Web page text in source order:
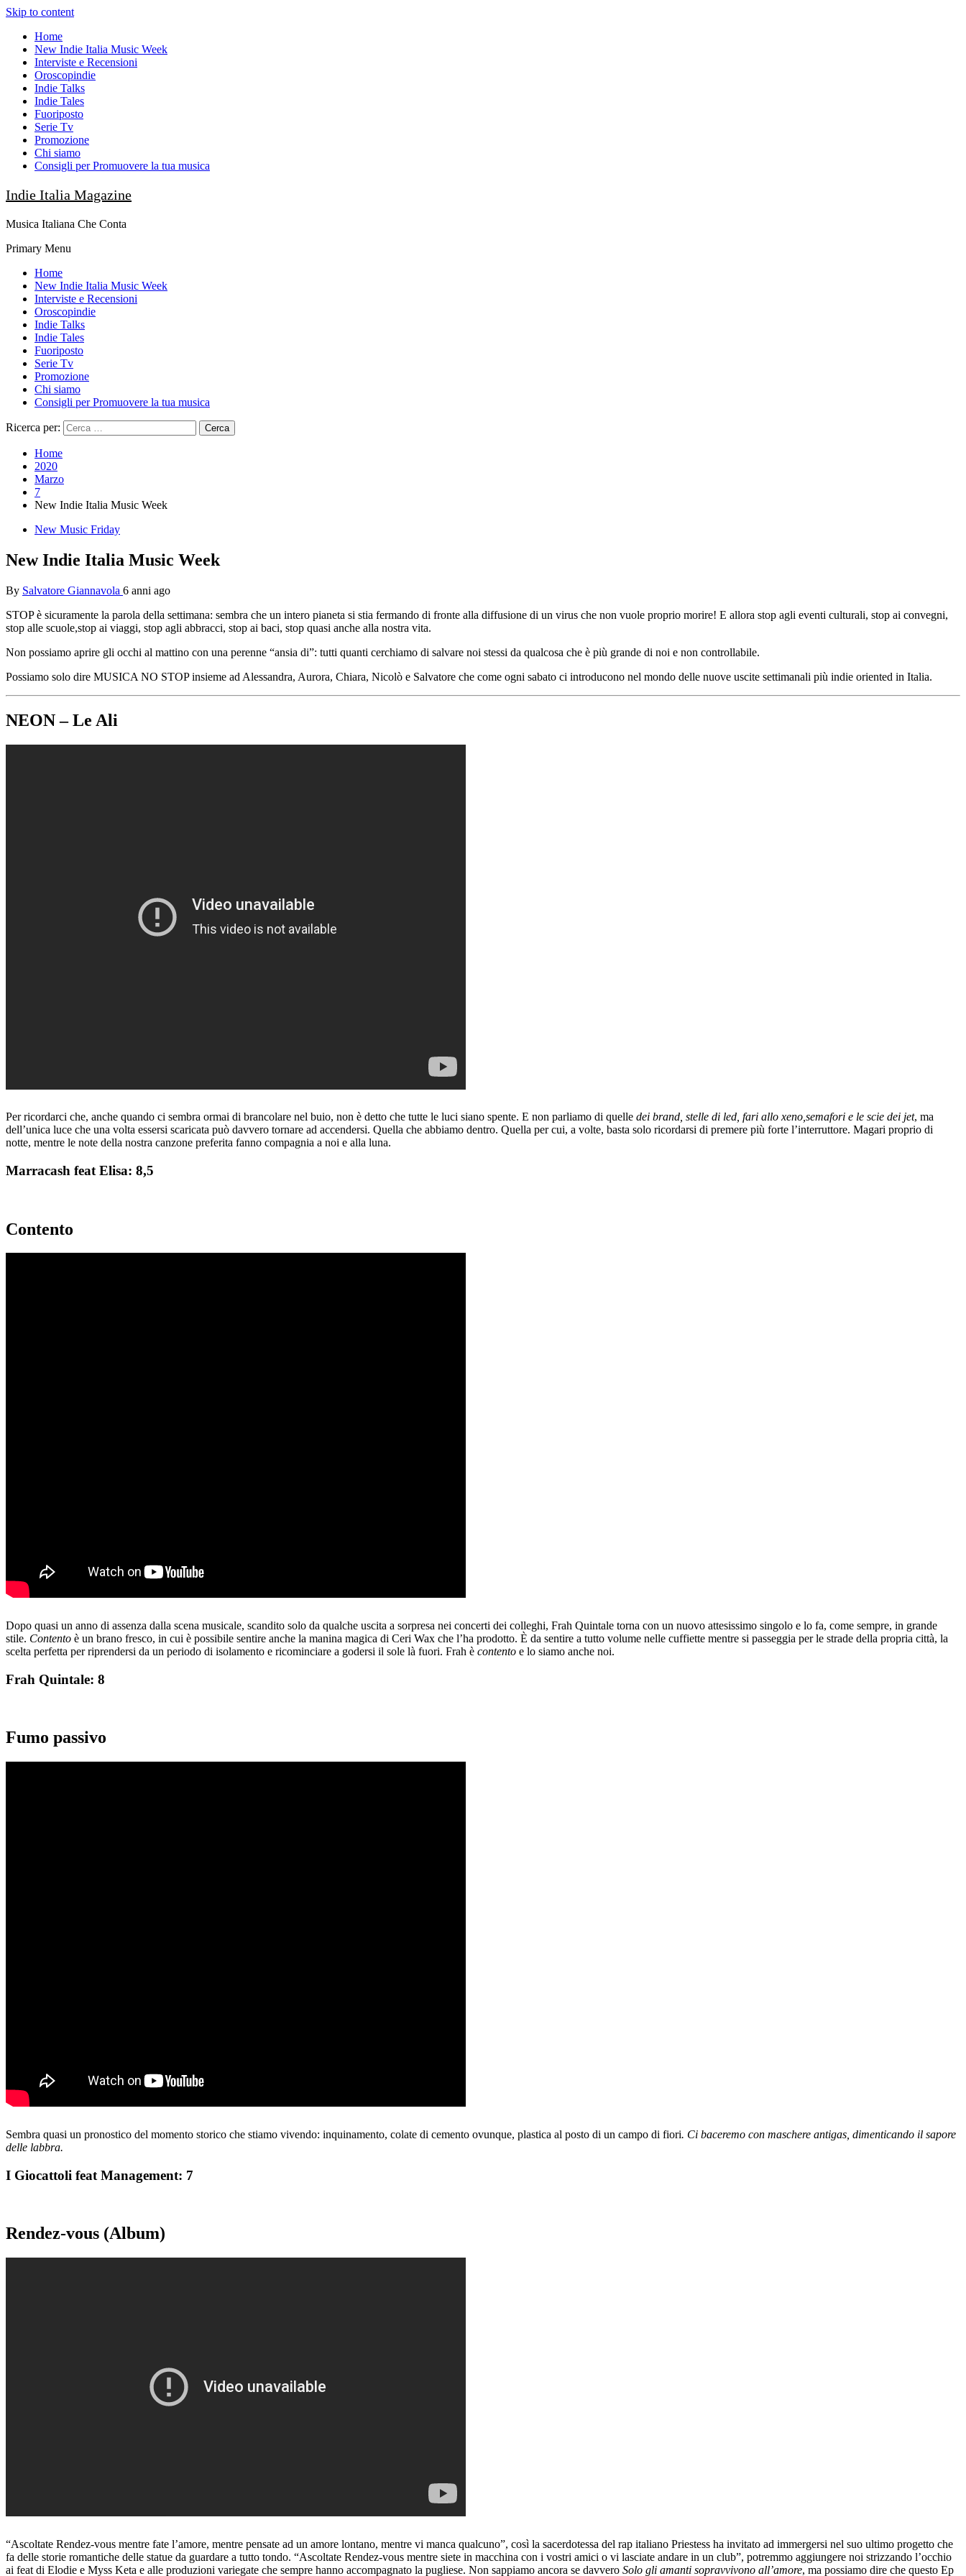
Skip to content
Home
New Indie Italia Music Week
Interviste e Recensioni
Oroscopindie
Indie Talks
Indie Tales
Fuoriposto
Serie Tv
Promozione
Chi siamo
Consigli per Promuovere la tua musica
Indie Italia Magazine
Musica Italiana Che Conta
Primary Menu
Home
New Indie Italia Music Week
Interviste e Recensioni
Oroscopindie
Indie Talks
Indie Tales
Fuoriposto
Serie Tv
Promozione
Chi siamo
Consigli per Promuovere la tua musica
Ricerca per:
Home
2020
Marzo
7
New Indie Italia Music Week
New Music Friday
New Indie Italia Music Week
By Salvatore Giannavola 6 anni ago
STOP è sicuramente la parola della settimana: sembra che un intero pianeta si stia fermando di fronte alla diffusione di un virus che non vuole proprio morire! E allora stop agli eventi culturali, stop ai convegni,
stop alle scuole,stop ai viaggi, stop agli abbracci, stop ai baci, stop quasi anche alla nostra vita.
Non possiamo aprire gli occhi al mattino con una perenne “ansia di”: tutti quanti cerchiamo di salvare noi stessi da qualcosa che è più grande di noi e non controllabile.
Possiamo solo dire MUSICA NO STOP insieme ad Alessandra, Aurora, Chiara, Nicolò e Salvatore che come ogni sabato ci introducono nel mondo delle nuove uscite settimanali più indie oriented in Italia.
NEON – Le Ali
Per ricordarci che, anche quando ci sembra ormai di brancolare nel buio, non è detto che tutte le luci siano spente. E non parliamo di quelle dei brand, stelle di led, fari allo xeno,semafori e le scie dei jet, ma
dell’unica luce che una volta essersi scaricata può davvero tornare ad accendersi. Quella che abbiamo dentro. Quella per cui, a volte, basta solo ricordarsi di premere più forte l’interruttore. Magari proprio di
notte, mentre le note della nostra canzone preferita fanno compagnia a noi e alla luna.
Marracash feat Elisa: 8,5
Contento
Dopo quasi un anno di assenza dalla scena musicale, scandito solo da qualche uscita a sorpresa nei concerti dei colleghi, Frah Quintale torna con un nuovo attesissimo singolo e lo fa, come sempre, in grande
stile. Contento è un brano fresco, in cui è possibile sentire anche la manina magica di Ceri Wax che l’ha prodotto. È da sentire a tutto volume nelle cuffiette mentre si passeggia per le strade della propria città, la
scelta perfetta per riprendersi da un periodo di isolamento e ricominciare a godersi il sole là fuori. Frah è contento e lo siamo anche noi.
Frah Quintale: 8
Fumo passivo
Sembra quasi un pronostico del momento storico che stiamo vivendo: inquinamento, colate di cemento ovunque, plastica al posto di un campo di fiori. Ci baceremo con maschere antigas, dimenticando il sapore
delle labbra.
I Giocattoli feat Management: 7
Rendez-vous (Album)
“Ascoltate Rendez-vous mentre fate l’amore, mentre pensate ad un amore lontano, mentre vi manca qualcuno”, così la sacerdotessa del rap italiano Priestess ha invitato ad immergersi nel suo ultimo progetto che
fa delle storie romantiche delle statue da guardare a tutto tondo. “Ascoltate Rendez-vous mentre siete in macchina con i vostri amici o vi lasciate andare in un club”, potremmo aggiungere noi strizzando l’occhio
ai feat di Elodie e Myss Keta e alle produzioni variegate che sempre hanno accompagnato la pugliese. Non sappiamo ancora se davvero Solo gli amanti sopravvivono all’amore, ma possiamo dire che questo Ep